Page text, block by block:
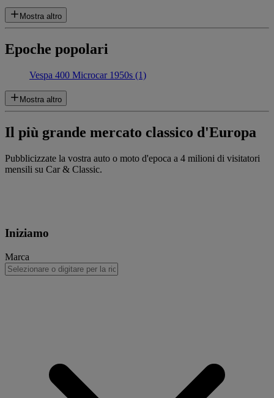
Mostra altro
Epoche popolari
Vespa 400 Microcar 1950s (1)
Mostra altro
Il più grande mercato classico d'Europa
Pubblicizzate la vostra auto o moto d'epoca a 4 milioni di visitatori
mensili su Car & Classic.
Iniziamo
Marca